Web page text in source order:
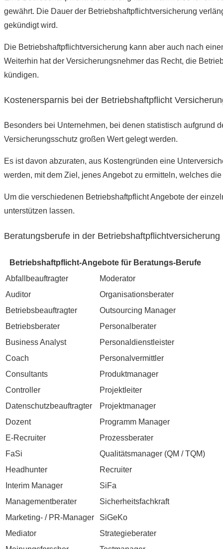
gewährt. Die Dauer der Betriebshaftpflichtversicherung
gekündigt wird.
Die Betriebshaftpflichtversicherung kann aber auch nach
Weiterhin hat der Versicherungsnehmer das Recht, die
kündigen.
Kostenersparnis bei der Betriebshaftpflicht
Besonders bei Unternehmen, bei denen statistisch aufgrund
Versicherungsschutz großen Wert gelegt werden.
Es ist davon abzuraten, aus Kostengründen eine
werden, mit dem Ziel, jenes Angebot zu ermitteln, welches
Um die verschiedenen Betriebshaftpflicht Angebote der
unterstützen lassen.
Beratungsberufe in der Betriebshaftpflichtversicherung
Betriebshaftpflicht-Angebote für Beratungs-Berufe
Abfallbeauftragter
Moderator
Auditor
Organisationsberater
Betriebsbeauftragter
Outsourcing Manager
Betriebsberater
Personalberater
Business Analyst
Personaldienstleister
Coach
Personalvermittler
Consultants
Produktmanager
Controller
Projektleiter
Datenschutzbeauftragter
Projektmanager
Dozent
Programm Manager
E-Recruiter
Prozessberater
FaSi
Qualitätsmanager (QM / TQM)
Headhunter
Recruiter
Interim Manager
SiFa
Managementberater
Sicherheitsfachkraft
Marketing- / PR-Manager
SiGeKo
Mediator
Strategieberater